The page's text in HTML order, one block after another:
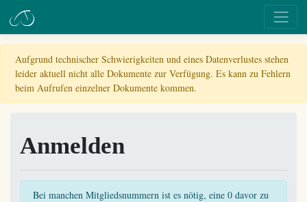
Aufgrund technischer Schwierigkeiten und eines Datenverlustes stehen
leider aktuell nicht alle Dokumente zur Verfügung. Es kann zu Fehlern
beim Aufrufen einzelner Dokumente kommen.
Anmelden
Bei manchen Mitgliedsnummern ist es nötig, eine 0 davor zu